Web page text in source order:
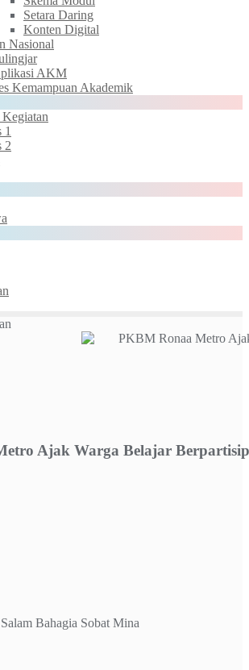
Setara Daring
Konten Digital
Nasional
AKM
Kemampuan Akademik
1
2
Ajak Warga Belajar
Bahagia Sobat Mina